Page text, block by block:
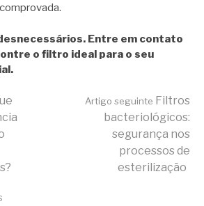
Entre em contato
o filtro ideal para o seu
Artigo seguinte Filtros
bacteriológicos:
segurança nos
processos de
esterilização